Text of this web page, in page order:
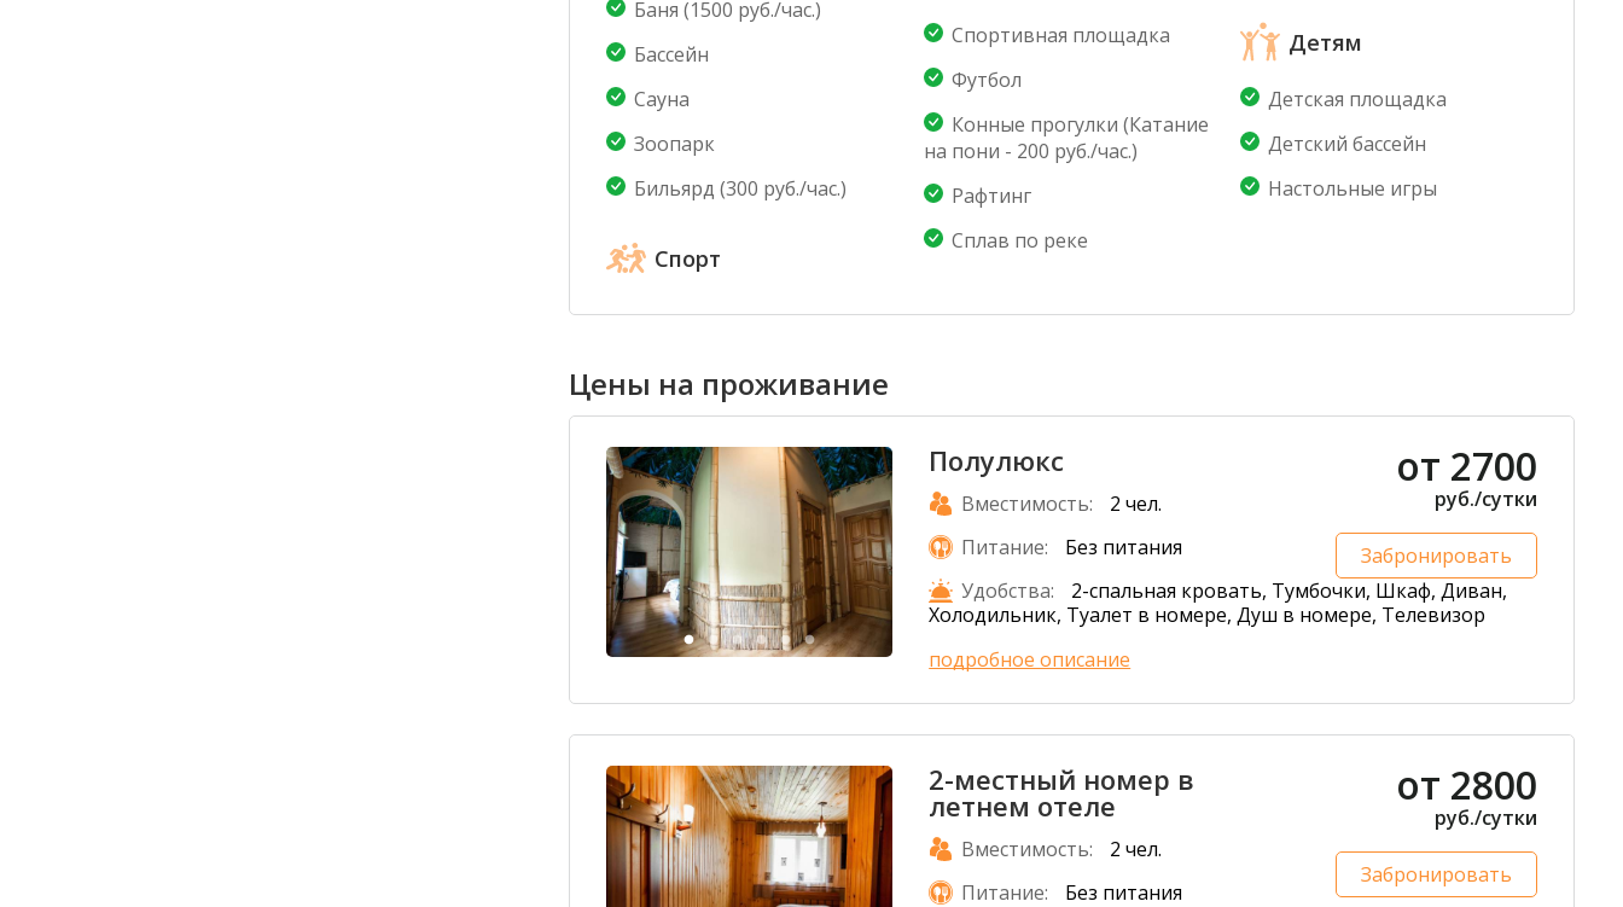
Баня (1500 руб./час.)
Бассейн
Сауна
Зоопарк
Бильярд (300 руб./час.)
Спорт
Спортивная площадка
Футбол
Конные прогулки (Катание
на пони - 200 руб./час.)
Рафтинг
Сплав по реке
Детям
Детская площадка
Детский бассейн
Настольные игры
Цены на проживание
Полулюкс
Вместимость:
2 чел.
Питание:
Без питания
от 2700
руб./сутки
Забронировать
Удобства:
2-спальная кровать, Тумбочки, Шкаф, Диван,
Холодильник, Туалет в номере, Душ в номере, Телевизор
подробное описание
2-местный номер в
летнем отеле
Вместимость:
2 чел.
Питание:
Без питания
от 2800
руб./сутки
Забронировать